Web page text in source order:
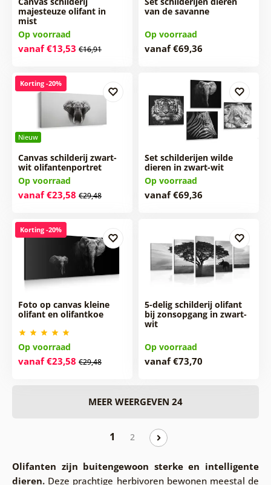
majesteuze olifant in
mist
Op voorraad
vanaf €13,53 €16,91
van de savanne
Op voorraad
vanaf €69,36
Nieuw
Korting -20%
Canvas schilderij zwart-
wit olifantenportret
Op voorraad
vanaf €23,58 €29,48
Set schilderijen wilde
dieren in zwart-wit
Op voorraad
vanaf €69,36
Korting -20%
Foto op canvas kleine
olifant en olifantkoe
Op voorraad
vanaf €23,58 €29,48
5-delig schilderij olifant
bij zonsopgang in zwart-
wit
Op voorraad
vanaf €73,70
MEER WEERGEVEN 24
1 2
Olifanten zijn buitengewoon sterke en intelligente
dieren.Deze prachtige herbivoren bewonen meestal de